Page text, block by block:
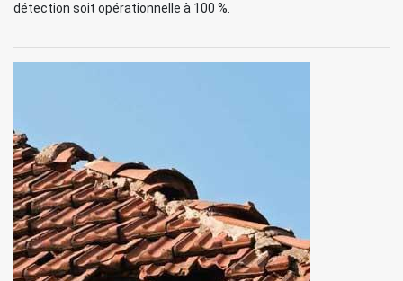
détection soit opérationnelle à 100 %.